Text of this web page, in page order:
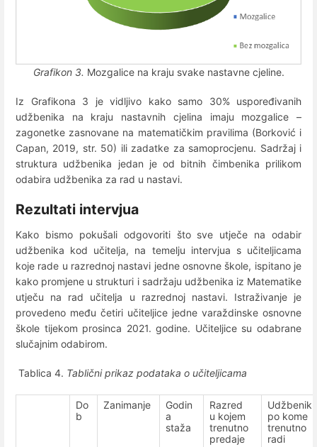
Grafikon 3. Mozgalice na kraju svake nastavne cjeline.
Iz Grafikona 3 je vidljivo kako samo 30% uspoređivanih
udžbenika na kraju nastavnih cjelina imaju mozgalice –
zagonetke zasnovane na matematičkim pravilima (Borković i
Capan, 2019, str. 50) ili zadatke za samoprocjenu. Sadržaj i
struktura udžbenika jedan je od bitnih čimbenika prilikom
odabira udžbenika za rad u nastavi.
Rezultati intervjua
Kako bismo pokušali odgovoriti što sve utječe na odabir
udžbenika kod učitelja, na temelju intervjua s učiteljicama
koje rade u razrednoj nastavi jedne osnovne škole, ispitano je
kako promjene u strukturi i sadržaju udžbenika iz Matematike
utječu na rad učitelja u razrednoj nastavi. Istraživanje je
provedeno među četiri učiteljice jedne varaždinske osnovne
škole tijekom prosinca 2021. godine. Učiteljice su odabrane
slučajnim odabirom.
Tablica 4. Tablični prikaz podataka o učiteljicama
Do
b
Zanimanje
Godin
a
staža
Razred
u kojem
trenutno
predaje
Udžbenik
po kome
trenutno
radi